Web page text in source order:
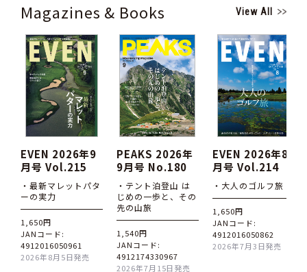
Magazines & Books View All
EVEN 2026年9
月号 Vol.215
・最新マレットパタ
ーの実力
1,650円
JANコード:
4912016050961
2026年8月5日発売
PEAKS 2026年
9月号 No.180
・テント泊登山 は
じめの一歩と、その
先の山旅
1,540円
JANコード:
4912174330967
2026年7月15日発売
EVEN 2026年8
月号 Vol.214
・大人のゴルフ旅
1,650円
JANコード:
4912016050862
2026年7月3日発売